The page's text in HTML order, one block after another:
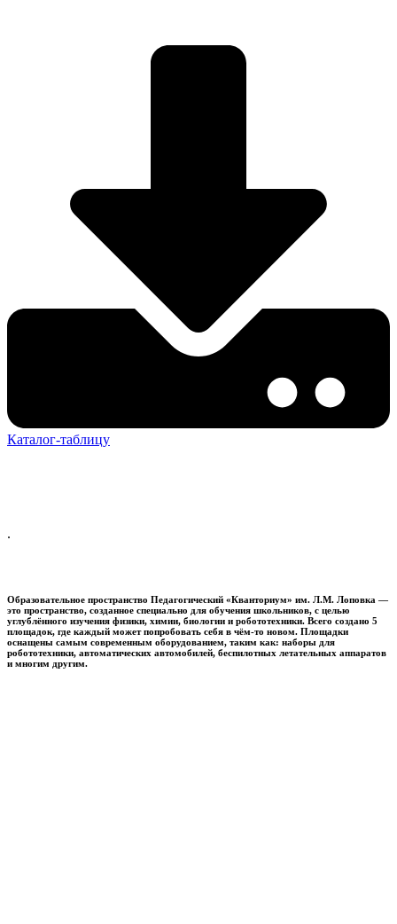
Каталог-таблицу
.
Образовательное пространство Педагогический «Кванториум» им. Л.М. Лоповка —
это пространство, созданное специально для обучения школьников, с целью
углублённого изучения физики, химии, биологии и робототехники. Всего создано 5
площадок, где каждый может попробовать себя в чём-то новом. Площадки
оснащены самым современным оборудованием, таким как: наборы для
робототехники, автоматических автомобилей, беспилотных летательных аппаратов
и многим другим.